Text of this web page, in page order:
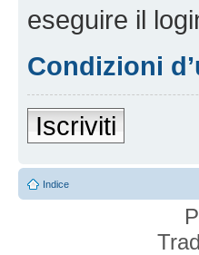
eseguire il
Condizioni
Iscriviti
Indice